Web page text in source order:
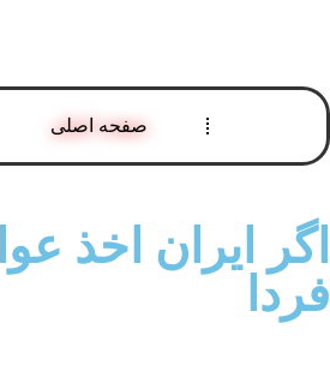
صفحه اصلی
اگر ایران اخذ
فردا